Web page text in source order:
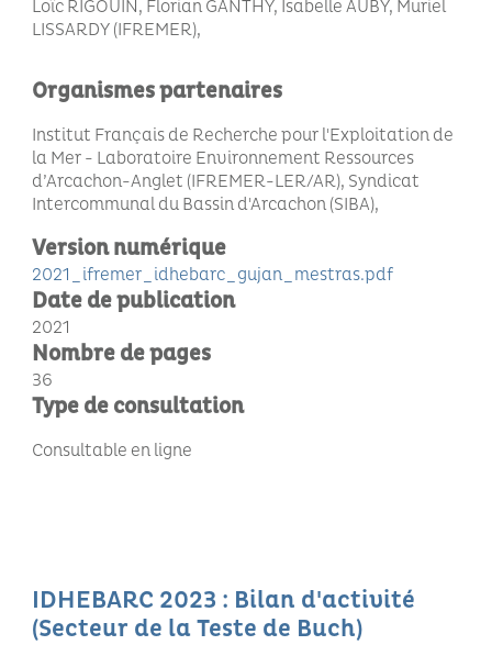
Loïc RIGOUIN, Florian GANTHY, Isabelle AUBY, Muriel
LISSARDY (IFREMER)
Organismes partenaires
Institut Français de Recherche pour l'Exploitation de
la Mer - Laboratoire Environnement Ressources
d’Arcachon-Anglet (IFREMER-LER/AR), Syndicat
Intercommunal du Bassin d'Arcachon (SIBA)
Version numérique
2021_ifremer_idhebarc_gujan_mestras.pdf
Date de publication
2021
Nombre de pages
36
Type de consultation
Consultable en ligne
IDHEBARC 2023 : Bilan d'activité
(Secteur de la Teste de Buch)